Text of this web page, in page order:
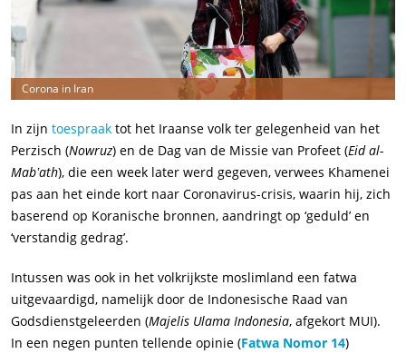
Corona in Iran
In zijn toespraak tot het Iraanse volk ter gelegenheid van het
Perzisch (Nowruz) en de Dag van de Missie van Profeet (Eid al-
Mabʽath), die een week later werd gegeven, verwees Khamenei
pas aan het einde kort naar Coronavirus-crisis, waarin hij, zich
baserend op Koranische bronnen, aandringt op ‘geduld’ en
‘verstandig gedrag’.
Intussen was ook in het volkrijkste moslimland een fatwa
uitgevaardigd, namelijk door de Indonesische Raad van
Godsdienstgeleerden (Majelis Ulama Indonesia, afgekort MUI).
In een negen punten tellende opinie (Fatwa Nomor 14)